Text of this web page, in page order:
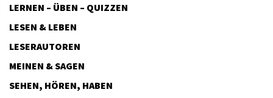
LERNEN – ÜBEN – QUIZZEN
LESEN & LEBEN
LESERAUTOREN
MEINEN & SAGEN
SEHEN, HÖREN, HABEN